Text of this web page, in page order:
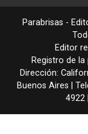
Parabrisas -
Editor
Registro de
Dirección:
Buenos Aires |
4922